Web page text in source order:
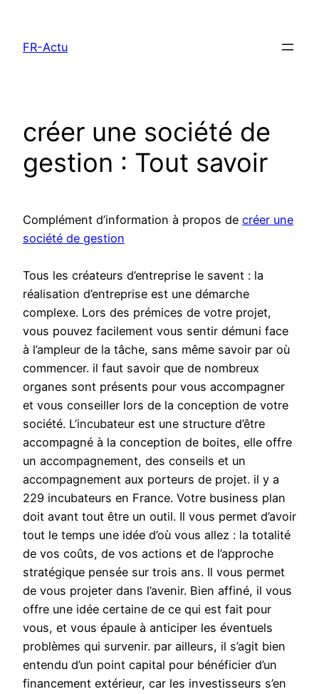
contenu
FR-Actu
créer une société de
gestion : Tout savoir
Complément d’information à propos de créer une
société de gestion
Tous les créateurs d’entreprise le savent : la
réalisation d’entreprise est une démarche
complexe. Lors des prémices de votre projet,
vous pouvez facilement vous sentir démuni face
à l’ampleur de la tâche, sans même savoir par où
commencer. il faut savoir que de nombreux
organes sont présents pour vous accompagner
et vous conseiller lors de la conception de votre
société. L’incubateur est une structure d’être
accompagné à la conception de boites, elle offre
un accompagnement, des conseils et un
accompagnement aux porteurs de projet. il y a
229 incubateurs en France. Votre business plan
doit avant tout être un outil. Il vous permet d’avoir
tout le temps une idée d’où vous allez : la totalité
de vos coûts, de vos actions et de l’approche
stratégique pensée sur trois ans. Il vous permet
de vous projeter dans l’avenir. Bien affiné, il vous
offre une idée certaine de ce qui est fait pour
vous, et vous épaule à anticiper les éventuels
problèmes qui survenir. par ailleurs, il s’agit bien
entendu d’un point capital pour bénéficier d’un
financement extérieur, car les investisseurs s’en